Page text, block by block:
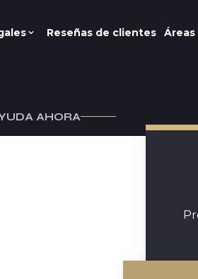
Reseñas de clientes
AHORA